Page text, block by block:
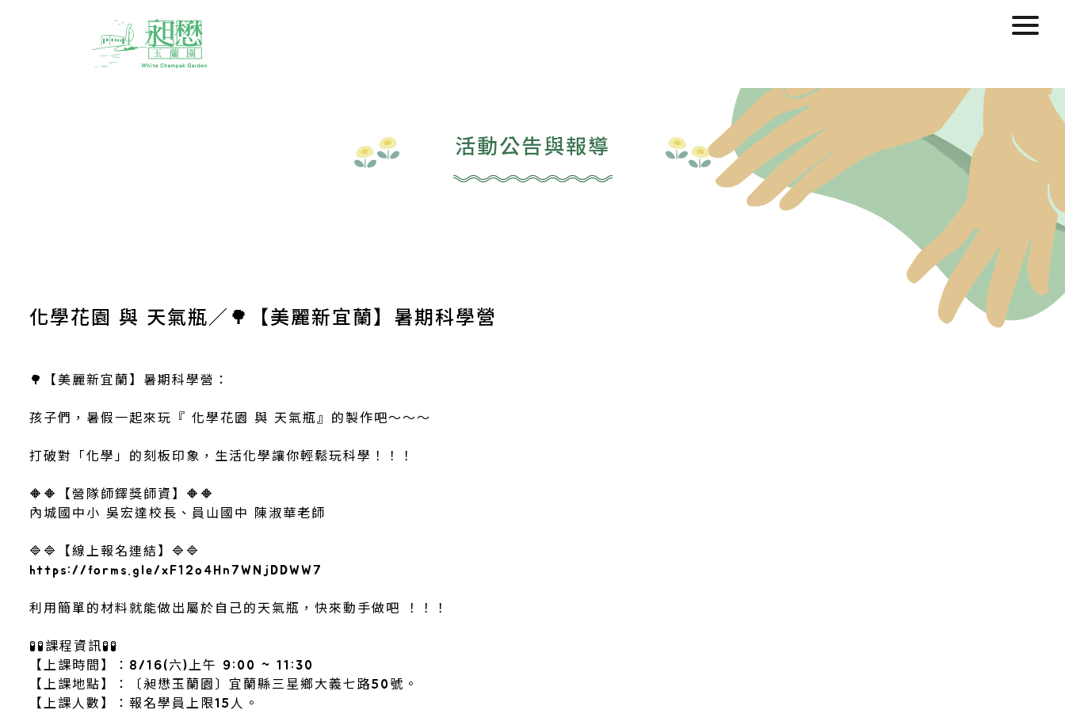
活動公告與報導
化學花園 與 天氣瓶／🌳【美麗新宜蘭】暑期科學營
🌳【美麗新宜蘭】暑期科學營：
孩子們，暑假一起來玩『 化學花園 與 天氣瓶』的製作吧～～～
打破對「化學」的刻板印象，生活化學讓你輕鬆玩科學！！！
🔶🔶【營隊師鐸獎師資】🔶🔶
內城國中小 吳宏達校長、員山國中 陳淑華老師
🔷🔷【線上報名連結】🔷🔷
https://forms.gle/xF12o4Hn7WNjDDWW7
利用簡單的材料就能做出屬於自己的天氣瓶，​快來動手做吧 ！！！
🧪🧪課程資訊🧪🧪
【上課時間】：8/16(六)上午 9:00 ~ 11:30
【上課地點】：〔昶懋玉蘭園〕宜蘭縣三星鄉大義七路50號。
【上課人數】：報名學員上限15人。